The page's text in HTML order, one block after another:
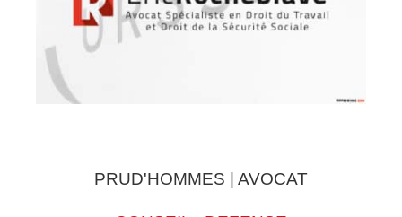
PRUD'HOMMES | AVOCAT